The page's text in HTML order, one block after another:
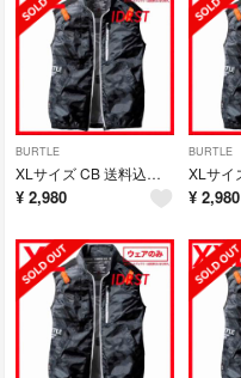
BURTLE
XLサイズ CB 送料込み BURTLE AIR CRAFT
¥ 2,980
BURTLE
¥ 2,980